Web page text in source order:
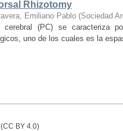
Rhizotomy
Emiliano Pablo (Sociedad
(PC) se caracteriza
uno de los cuales es la
BY 4.0)